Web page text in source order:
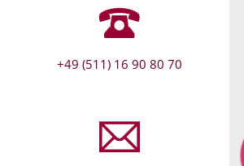
+49 (511) 16 90 80 70